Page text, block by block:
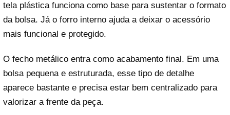
tela plástica funciona como base para sustentar o formato
da bolsa. Já o forro interno ajuda a deixar o acessório
mais funcional e protegido.
O fecho metálico entra como acabamento final. Em uma
bolsa pequena e estruturada, esse tipo de detalhe
aparece bastante e precisa estar bem centralizado para
valorizar a frente da peça.